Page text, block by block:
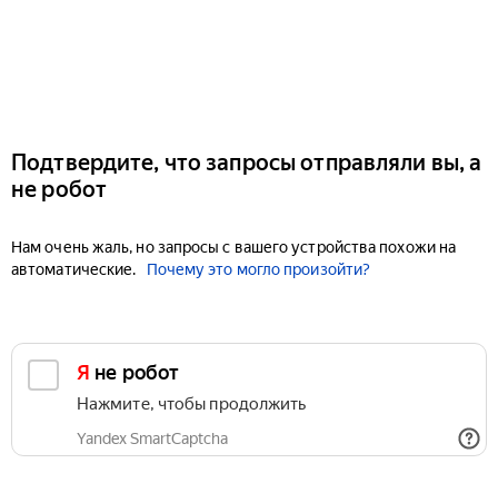
Подтвердите, что запросы отправляли вы, а
не робот
Нам очень жаль, но запросы с вашего устройства похожи на
автоматические.
Почему это могло произойти?
Я не робот
Нажмите, чтобы продолжить
Yandex SmartCaptcha